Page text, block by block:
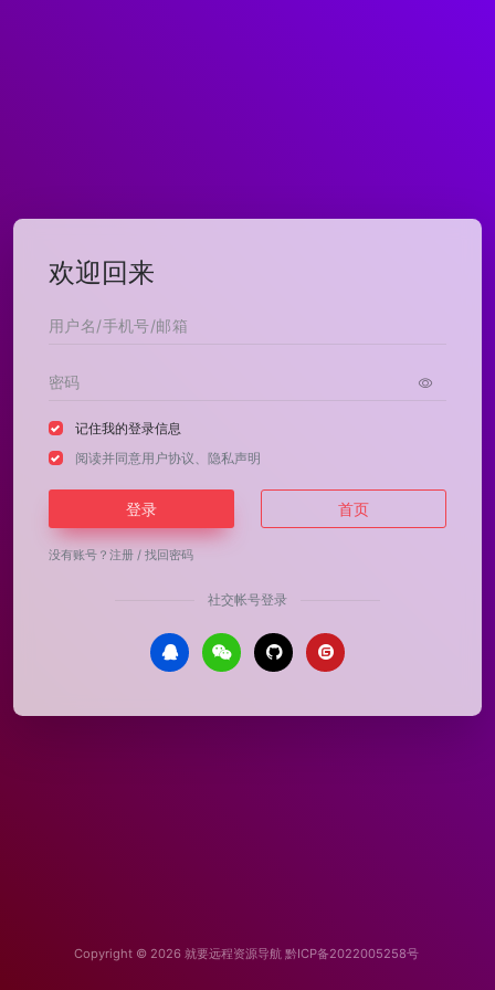
欢迎回来
记住我的登录信息
阅读并同意用户协议、 隐私声明
登录 首页
没有账号？ 注册 / 找回密码
社交帐号登录
Copyright © 2026 就要远程资源导航 黔ICP备2022005258号